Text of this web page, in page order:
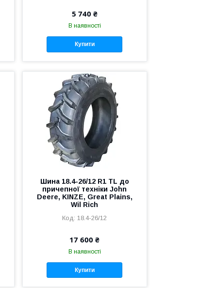
5 740 ₴
В наявності
Купити
Шина 18.4-26/12 R1 TL до
причепної техніки John
Deere, KINZE, Great Plains,
Wil Rich
18.4-26/12
17 600 ₴
В наявності
Купити